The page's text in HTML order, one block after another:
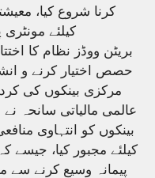
کرنا شروع کیا،
کیلئے مونٹری
حصص اختیار کرنے و
مرکزی بینکوں کی
بینکوں کو انتہاوی
کیلئے مجبور کیا، جیسے
پیمانہ وسیع کرنے